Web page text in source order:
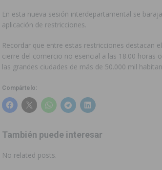
En esta nueva sesión interdepartamental se
aplicación de restricciones.
Recordar que entre estas restricciones destacan
cierre del comercio no esencial a las 18.00
las grandes ciudades de más de 50.000 mil
Compártelo:
También puede interesar
No related posts.